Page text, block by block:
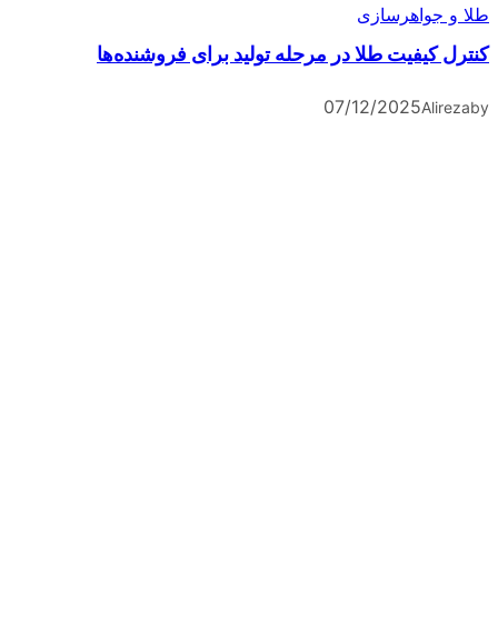
طلا و جواهرسازی
کنترل کیفیت طلا در مرحله تولید برای فروشنده‌ها
by
Alireza
07/12/2025